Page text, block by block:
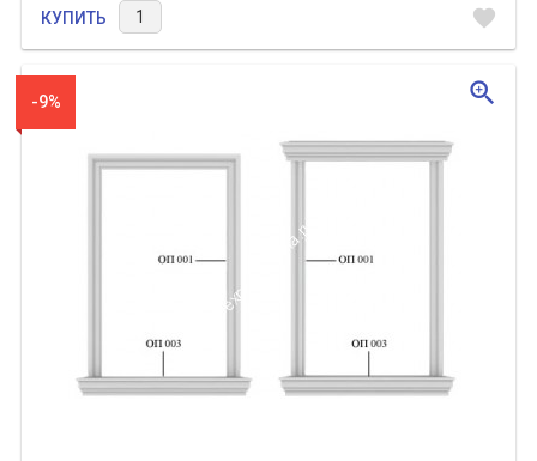
КУПИТЬ favorite
-9% zoom_in